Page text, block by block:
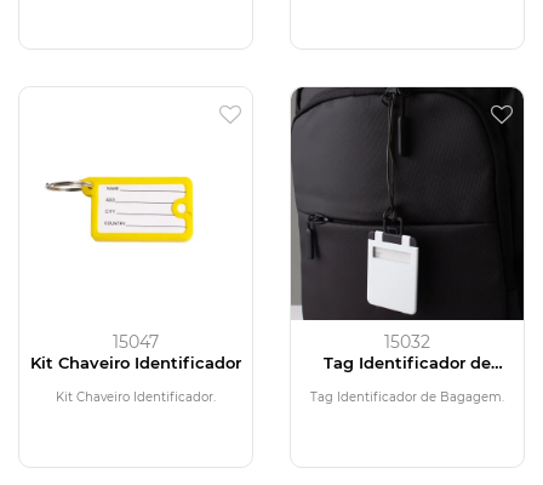
15047
Kit Chaveiro Identificador
Kit Chaveiro Identificador.
15032
Tag Identificador de
Tag Identificador de Bagagem.